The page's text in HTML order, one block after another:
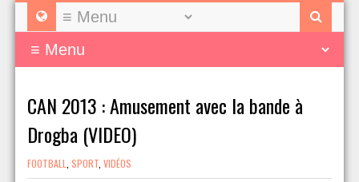
CAN 2013 : Amusement avec la bande à
Drogba (VIDEO)
FOOTBALL SPORT VIDÉOS